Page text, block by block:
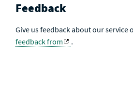
Feedback
Give us feedback about our service
feedback from
.